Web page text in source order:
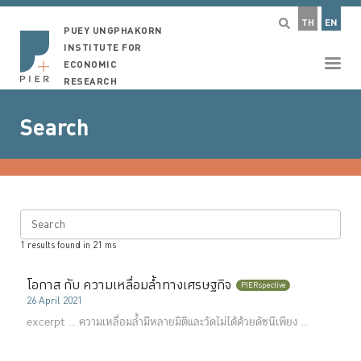
TH EN
PUEY UNGPHAKORN
INSTITUTE FOR
ECONOMIC
RESEARCH
Search
Search
1 results found in 21 ms
โอกาส กับ ความเหลื่อมล้ำทางเศรษฐกิจ PIERspective
26 April 2021
excerpt ...ความเหลื่อมล้ำมีหลายมิติและวัดไม่ได้ด้วยดัชนีเพียง ...